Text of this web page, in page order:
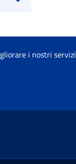
i nostri servizi